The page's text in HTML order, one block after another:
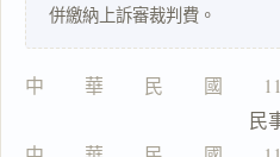
併繳納上訴審裁判費。
中　　華　　民　　國　　